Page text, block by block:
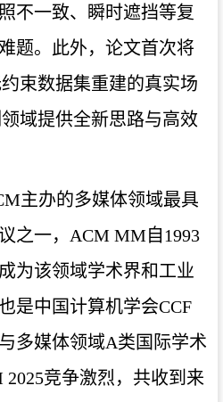
不一致、瞬时遮挡等复
题。此外，论文首次将
束数据集重建的真实场
域提供全新思路与高效
主办的多媒体领域最具
之一，ACM MM自1993
为该领域学术界和工业
是中国计算机学会CCF
多媒体领域A类国际学术
竞争激烈，共收到来